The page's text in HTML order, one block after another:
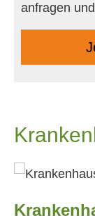
anfragen